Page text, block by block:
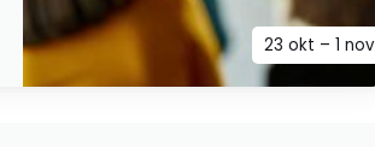
23 okt – 1 nov